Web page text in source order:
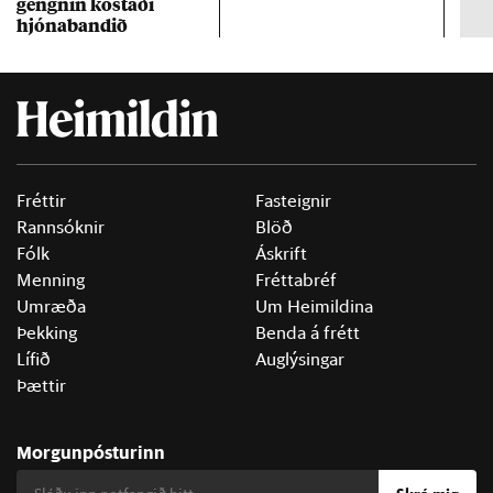
hjóna­band­ið
Fréttir
Rannsóknir
Fólk
Menning
Umræða
Þekking
Lífið
Þættir
Fasteignir
Blöð
Áskrift
Fréttabréf
Um Heimildina
Benda á frétt
Auglýsingar
Morgunpósturinn